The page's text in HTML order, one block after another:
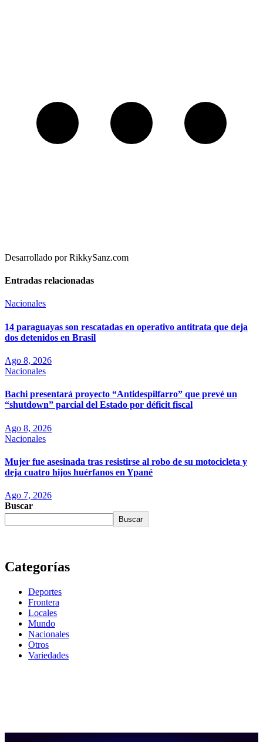
Desarrollado por RikkySanz.com
Entradas relacionadas
Nacionales
14 paraguayas son rescatadas en operativo antitrata que deja
dos detenidos en Brasil
Ago 8, 2026
Nacionales
Bachi presentará proyecto “Antidespilfarro” que prevé un
“shutdown” parcial del Estado por déficit fiscal
Ago 8, 2026
Nacionales
Mujer fue asesinada tras resistirse al robo de su motocicleta y
deja cuatro hijos huérfanos en Ypané
Ago 7, 2026
Buscar
Buscar
Categorías
Deportes
Frontera
Locales
Mundo
Nacionales
Otros
Variedades